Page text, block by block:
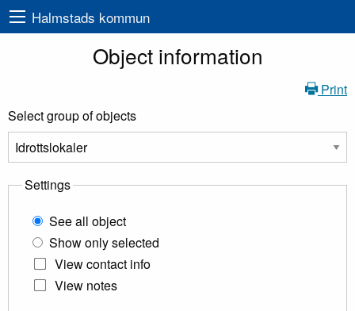
Halmstads kommun
Object information
Print
Select group of objects
Settings
See all object
Show only selected
View contact info
View notes